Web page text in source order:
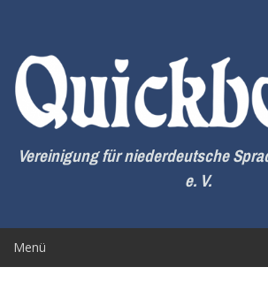
springen
Vereinigung für niederdeutsche
e. V.
Menü